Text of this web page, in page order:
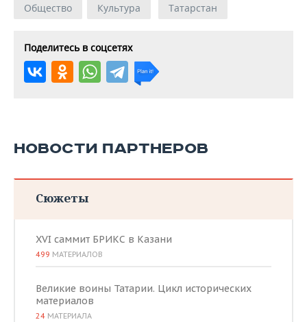
Общество Культура Татарстан
Поделитесь в соцсетях
НОВОСТИ ПАРТНЕРОВ
Сюжеты
XVI саммит БРИКС в Казани
499 МАТЕРИАЛОВ
Великие воины Татарии. Цикл исторических
материалов
24 МАТЕРИАЛА